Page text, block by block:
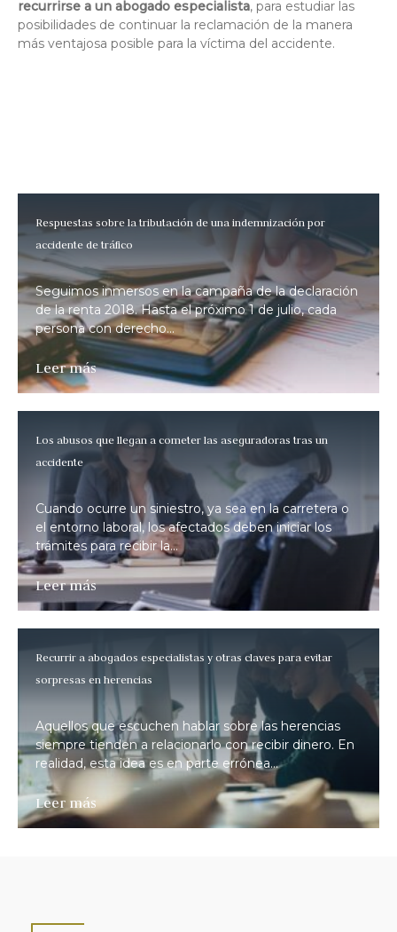
recurrirse a un abogado especialista, para estudiar las
posibilidades de continuar la reclamación de la manera
más ventajosa posible para la víctima del accidente.
Respuestas sobre la tributación de una indemnización por
accidente de tráfico
Seguimos inmersos en la campaña de la declaración
de la renta 2018. Hasta el próximo 1 de julio, cada
persona con derecho...
Leer más
Los abusos que llegan a cometer las aseguradoras tras un
accidente
Cuando ocurre un siniestro, ya sea en la carretera o
el entorno laboral, los afectados deben iniciar los
trámites para recibir la...
Leer más
Recurrir a abogados especialistas y otras claves para evitar
sorpresas en herencias
Aquellos que escuchen hablar sobre las herencias
siempre tienden a relacionarlo con recibir dinero. En
realidad, esta idea es en parte errónea...
Leer más